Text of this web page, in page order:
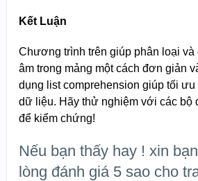
Kết Luận
Chương trình trên giúp phân loại
âm trong mảng một cách đơn giản
dụng list comprehension giúp tối
dữ liệu. Hãy thử nghiệm với các bộ
để kiểm chứng!
Nếu bạn thấy hay ! xin
lòng đánh giá 5 sao cho